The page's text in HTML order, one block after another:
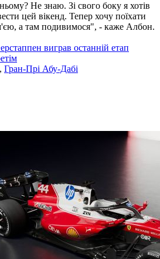
Не знаю. Зі свого боку я хотів
цей вікенд. Тепер хочу поїхати
а там подивимося", - каже Албон.
виграв останній етап
, Гран-Прі Абу-Дабі